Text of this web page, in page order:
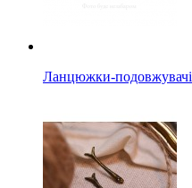
Ланцюжки-подовжувачі